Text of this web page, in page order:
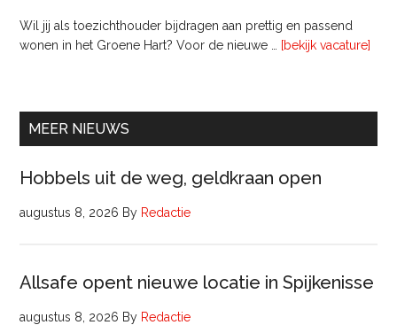
Wil jij als toezichthouder bijdragen aan prettig en passend
wonen in het Groene Hart? Voor de nieuwe …
[bekijk vacature]
MEER NIEUWS
Hobbels uit de weg, geldkraan open
augustus 8, 2026 By Redactie
Allsafe opent nieuwe locatie in Spijkenisse
augustus 8, 2026 By Redactie